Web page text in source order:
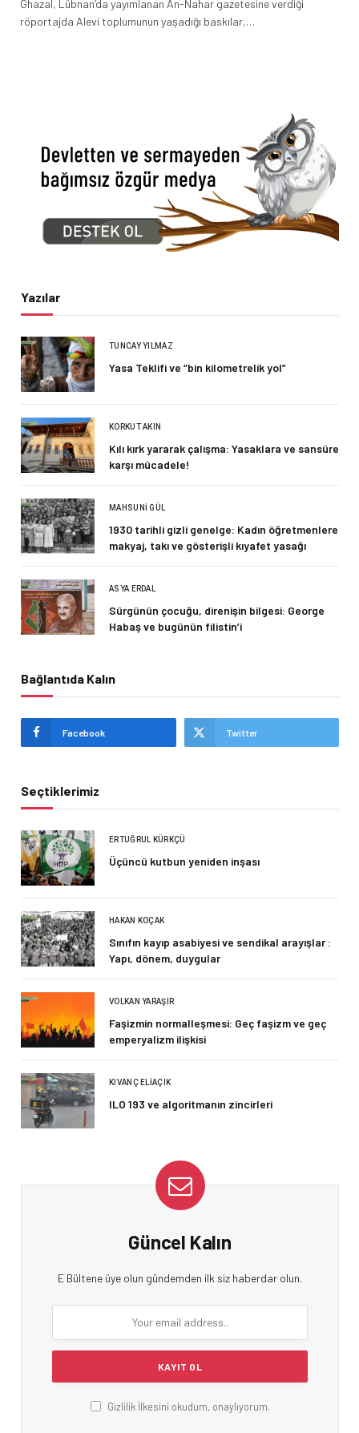
Ghazal, Lübnan’da yayımlanan An-Nahar gazetesine verdiği
röportajda Alevi toplumunun yaşadığı baskılar,…
Yazılar
TUNCAY YILMAZ
Yasa Teklifi ve “bin kilometrelik yol”
KORKUT AKIN
Kılı kırk yararak çalışma: Yasaklara ve sansüre
karşı mücadele!
MAHSUNI GÜL
1930 tarihli gizli genelge: Kadın öğretmenlere
makyaj, takı ve gösterişli kıyafet yasağı
ASYA ERDAL
Sürgünün çocuğu, direnişin bilgesi: George
Habaş ve bugünün filistin’i
Bağlantıda Kalın
Facebook Twitter
Seçtiklerimiz
ERTUĞRUL KÜRKÇÜ
Üçüncü kutbun yeniden inşası
HAKAN KOÇAK
Sınıfın kayıp asabiyesi ve sendikal arayışlar :
Yapı, dönem, duygular
VOLKAN YARAŞIR
Faşizmin normalleşmesi: Geç faşizm ve geç
emperyalizm ilişkisi
KIVANÇ ELIAÇIK
ILO 193 ve algoritmanın zincirleri
Güncel Kalın
E Bültene üye olun gündemden ilk siz haberdar olun.
Gizlilik İlkesini okudum, onaylıyorum.